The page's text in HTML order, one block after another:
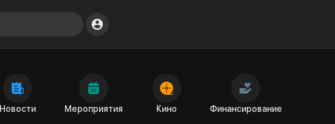
Новости Мероприятия Кино Финансирование